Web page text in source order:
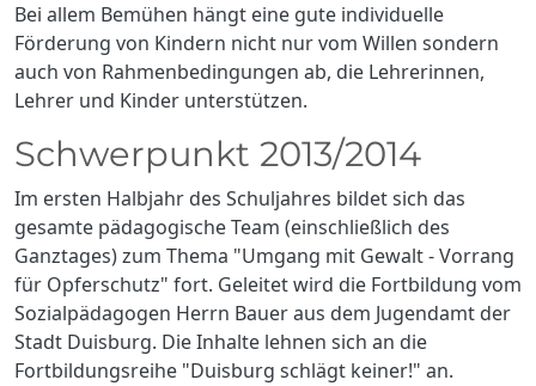
Bei allem Bemühen hängt eine gute individuelle
Förderung von Kindern nicht nur vom Willen sondern
auch von Rahmenbedingungen ab, die Lehrerinnen,
Lehrer und Kinder unterstützen.
Schwerpunkt 2013/2014
Im ersten Halbjahr des Schuljahres bildet sich das
gesamte pädagogische Team (einschließlich des
Ganztages) zum Thema "Umgang mit Gewalt - Vorrang
für Opferschutz" fort. Geleitet wird die Fortbildung vom
Sozialpädagogen Herrn Bauer aus dem Jugendamt der
Stadt Duisburg. Die Inhalte lehnen sich an die
Fortbildungsreihe "Duisburg schlägt keiner!" an.